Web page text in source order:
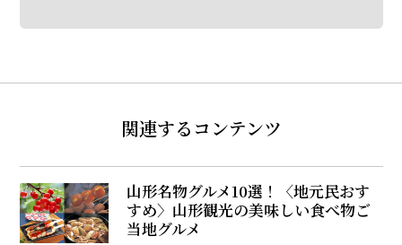
関連するコンテンツ
山形名物グルメ10選！〈地元民おす
すめ〉山形観光の美味しい食べ物ご
当地グルメ